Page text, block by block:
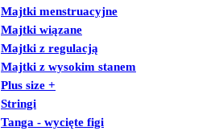
Majtki menstruacyjne
Majtki wiązane
Majtki z regulacją
Majtki z wysokim stanem
Plus size +
Stringi
Tanga - wycięte figi